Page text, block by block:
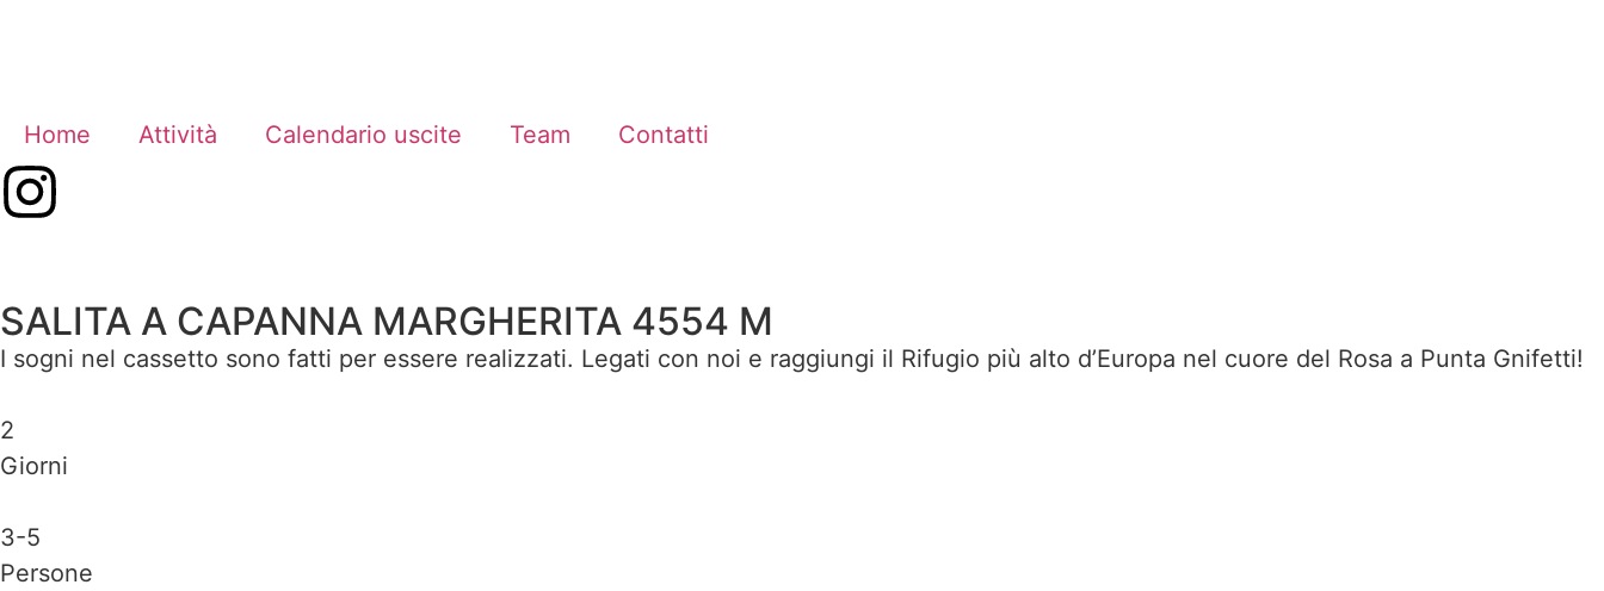
Home Attività Calendario uscite Team Contatti
SALITA A CAPANNA MARGHERITA 4554 M
I sogni nel cassetto sono fatti per essere realizzati. Legati con noi e raggiungi il Rifugio più alto d’Europa nel cuore del Rosa a Punta Gnifetti!
2
Giorni
3-5
Persone